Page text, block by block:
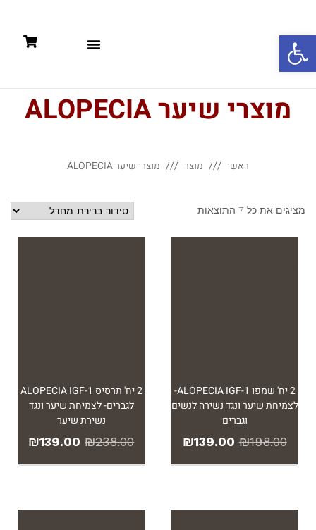
מוצרי שיער ALOPECIA
ראשי מוצר מוצרי שיער ALOPECIA
מציגים את כל ⁦7⁩ התוצאות
2 יח' שמפו ALOPECIA IGF-1-
לצמיחת שיער ונגד נשירה לנשים
וגברים
₪198.00
₪139.00
2 יח' תרסיס ALOPECIA IGF-1
לגברים- לצמיחת שיער ונגד
נשירת שיער
₪238.00
₪139.00
פתח סרגל נגישות